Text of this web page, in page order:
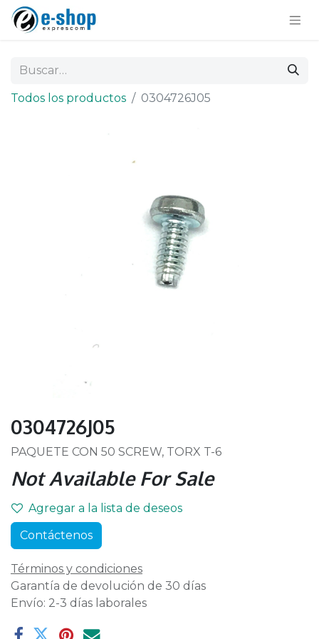
Todos los productos 0304726J05
0304726J05
PAQUETE CON 50 SCREW, TORX T-6
Not Available For Sale
Agregar a la lista de deseos
Contáctenos
Términos y condiciones
Garantía de devolución de 30 días
Envío: 2-3 días laborales